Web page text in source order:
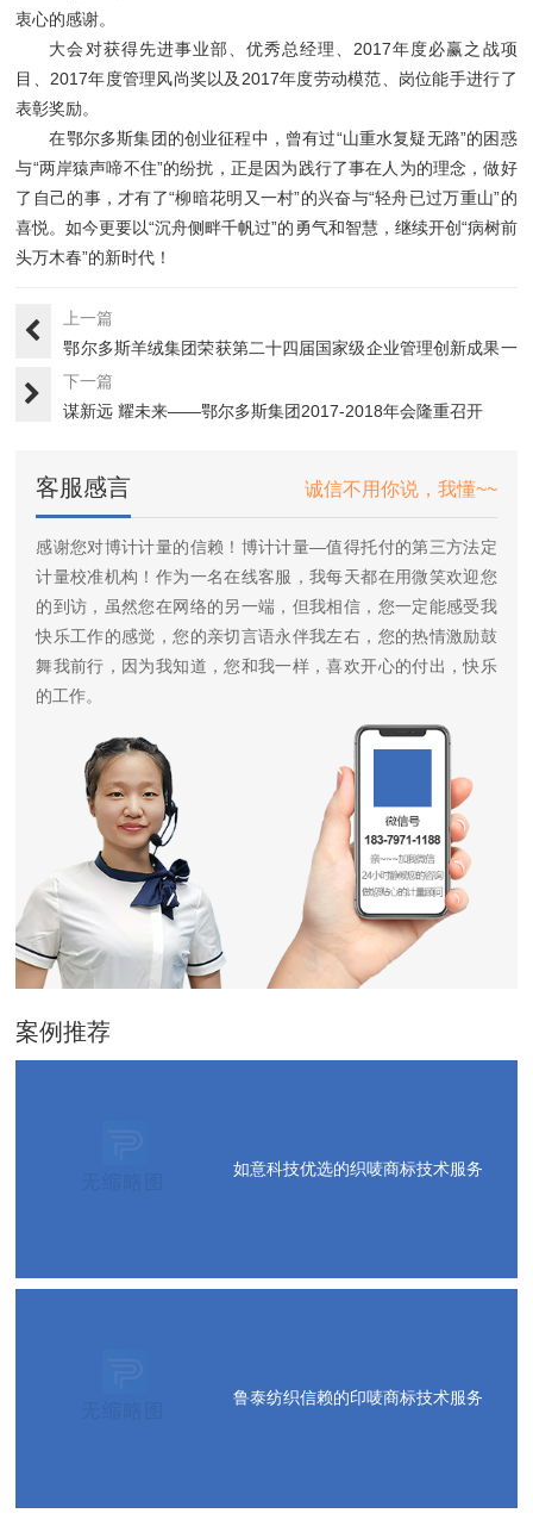
衷心的感谢。
大会对获得先进事业部、优秀总经理、2017年度必赢之战项
目、2017年度管理风尚奖以及2017年度劳动模范、岗位能手进行了
表彰奖励。
在鄂尔多斯集团的创业征程中，曾有过“山重水复疑无路”的困惑
与“两岸猿声啼不住”的纷扰，正是因为践行了事在人为的理念，做好
了自己的事，才有了“柳暗花明又一村”的兴奋与“轻舟已过万重山”的
喜悦。如今更要以“沉舟侧畔千帆过”的勇气和智慧，继续开创“病树前
头万木春”的新时代！
上一篇
鄂尔多斯羊绒集团荣获第二十四届国家级企业管理创新成果一
等奖
下一篇
谋新远 耀未来——鄂尔多斯集团2017-2018年会隆重召开
客服感言 诚信不用你说，我懂~~
感谢您对博计计量的信赖！博计计量—值得托付的第三方法定
计量校准机构！作为一名在线客服，我每天都在用微笑欢迎您
的到访，虽然您在网络的另一端，但我相信，您一定能感受我
快乐工作的感觉，您的亲切言语永伴我左右，您的热情激励鼓
舞我前行，因为我知道，您和我一样，喜欢开心的付出，快乐
的工作。
案例推荐
如意科技优选的织唛商标技术服务
鲁泰纺织信赖的印唛商标技术服务